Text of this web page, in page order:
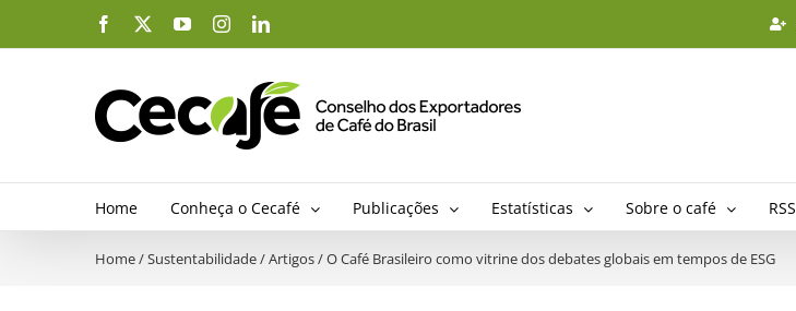
o
Facebook YouTubeInstagramLinkedIn
Home Conheça o Cecafé Publicações Estatísticas Sobre o café RSS
Home/Sustentabilidade/Artigos/O Café Brasileiro como vitrine dos debates globais em tempos de ESG